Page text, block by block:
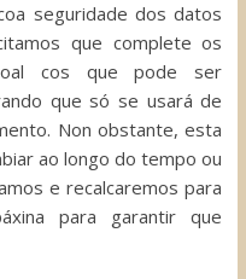
seguridade dos datos
que complete os
cos que pode ser
que só se usará de
Non obstante, esta
ao longo do tempo ou
e recalcaremos para
para garantir que